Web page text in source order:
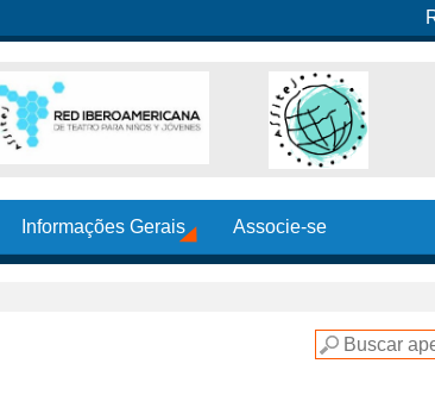
Informações Gerais Associe-se